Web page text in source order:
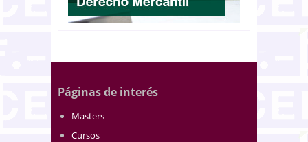
Páginas de interés
Masters
Cursos